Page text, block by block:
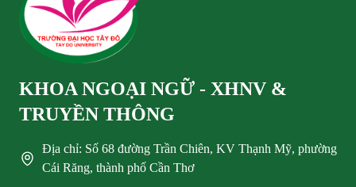
KHOA NGOẠI NGỮ - XHNV &
TRUYỀN THÔNG
Địa chỉ: Số 68 đường Trần Chiên, KV Thạnh Mỹ, phường
Cái Răng, thành phố Cần Thơ